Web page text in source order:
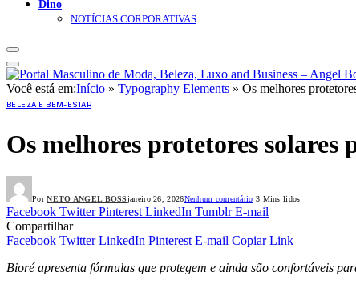
Dino
NOTÍCIAS CORPORATIVAS
Você está em:Início » Typography Elements » Os melhores
BELEZA E BEM-ESTAR
Os melhores protetores solares
Por NETO ANGEL BOSSjaneiro 26, 2026Nenhum comentário 3 Mins lidos
Facebook Twitter Pinterest LinkedIn Tumblr E-mail
Compartilhar
Facebook Twitter LinkedIn Pinterest E-mail Copiar Link
Bioré apresenta fórmulas que protegem e ainda são confortáveis